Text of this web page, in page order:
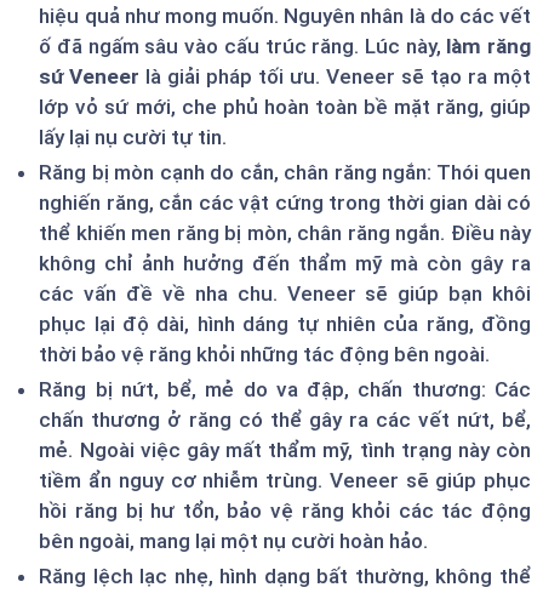
hiệu quả như mong muốn. Nguyên nhân là do các vết
ố đã ngấm sâu vào cấu trúc răng. Lúc này, làm răng
sứ Veneer là giải pháp tối ưu. Veneer sẽ tạo ra một
lớp vỏ sứ mới, che phủ hoàn toàn bề mặt răng, giúp
lấy lại nụ cười tự tin.
Răng bị mòn cạnh do cắn, chân răng ngắn: Thói quen
nghiến răng, cắn các vật cứng trong thời gian dài có
thể khiến men răng bị mòn, chân răng ngắn. Điều này
không chỉ ảnh hưởng đến thẩm mỹ mà còn gây ra
các vấn đề về nha chu. Veneer sẽ giúp bạn khôi
phục lại độ dài, hình dáng tự nhiên của răng, đồng
thời bảo vệ răng khỏi những tác động bên ngoài.
Răng bị nứt, bể, mẻ do va đập, chấn thương: Các
chấn thương ở răng có thể gây ra các vết nứt, bể,
mẻ. Ngoài việc gây mất thẩm mỹ, tình trạng này còn
tiềm ẩn nguy cơ nhiễm trùng. Veneer sẽ giúp phục
hồi răng bị hư tổn, bảo vệ răng khỏi các tác động
bên ngoài, mang lại một nụ cười hoàn hảo.
Răng lệch lạc nhẹ, hình dạng bất thường, không thể